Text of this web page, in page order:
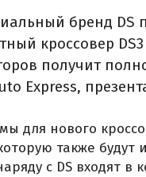
бренд DS
кроссовер
получит
Express,
для нового
также
с DS входят в